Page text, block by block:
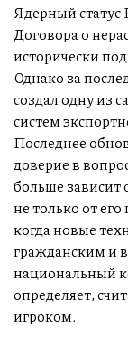
Ядерный статус
Договора о
исторически
Однако за
создал одну из
систем
Последнее
доверие в
больше зависит
не только от
когда новые
гражданским и
национальный
определяет,
игроком.